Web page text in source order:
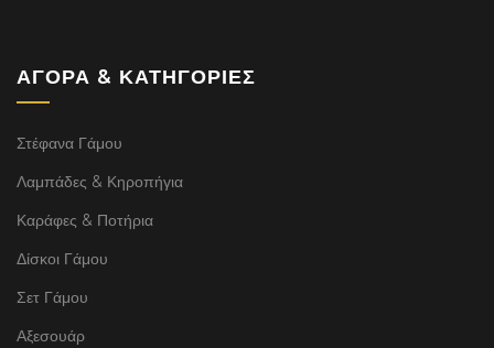
ΑΓΟΡΆ & ΚΑΤΗΓΟΡΊΕΣ
Στέφανα Γάμου
Λαμπάδες & Κηροπήγια
Καράφες & Ποτήρια
Δίσκοι Γάμου
Σετ Γάμου
Αξεσουάρ